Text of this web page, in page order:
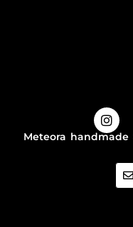
Meteora handmade